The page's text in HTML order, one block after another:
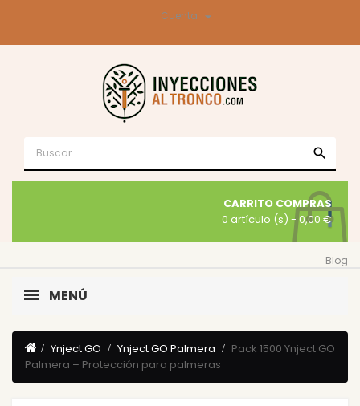
Cuenta 
search
CARRITO COMPRAS
0 artículo (s) - 0,00 €
Blog
MENÚ
Ynject GO Ynject GO Palmera
Pack 1500 Ynject GO
Palmera – Protección para palmeras